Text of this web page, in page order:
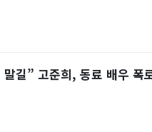
길” 고준희, 동료 배우 폭